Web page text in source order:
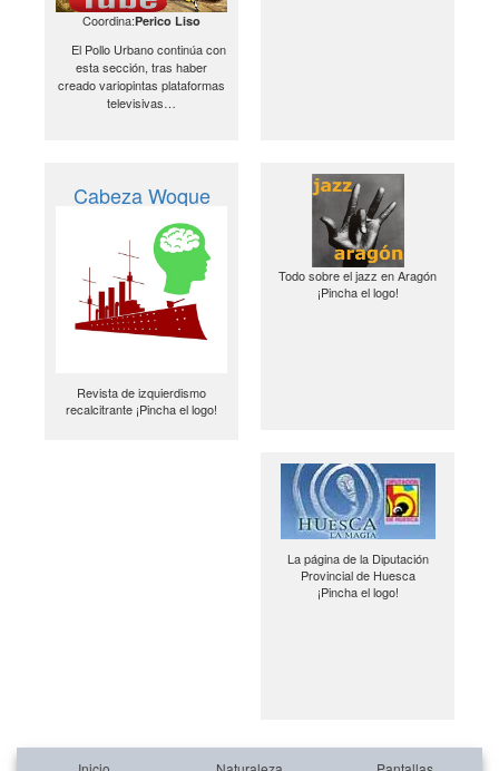
Coordina:Perico Liso
El Pollo Urbano continúa con
esta sección, tras haber
creado variopintas plataformas
televisivas…
Cabeza Woque
Revista de izquierdismo
recalcitrante ¡Pincha el logo!
Todo sobre el jazz en Aragón
¡Pincha el logo!
La página de la Diputación
Provincial de Huesca
¡Pincha el logo!